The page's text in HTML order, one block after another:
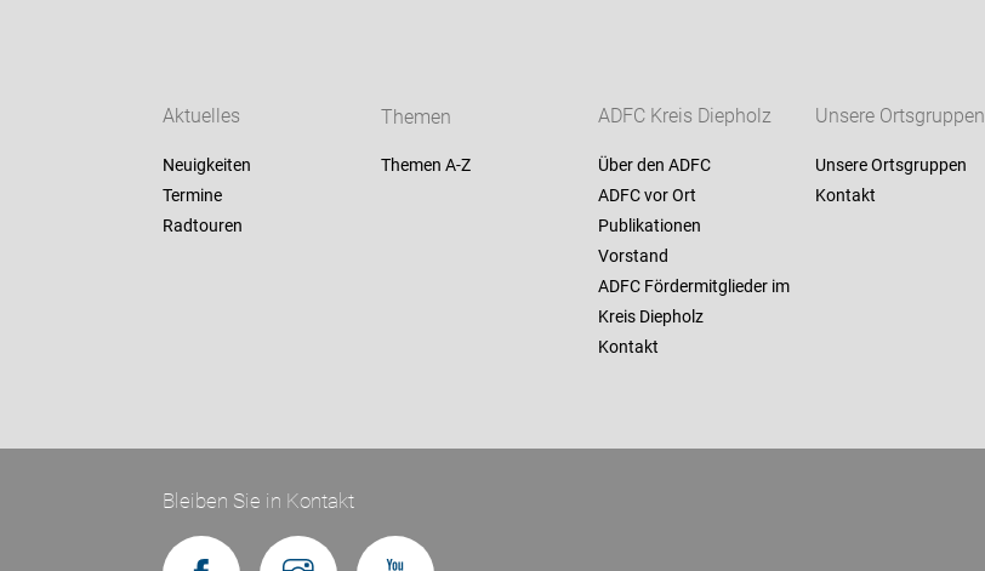
Aktuelles
Neuigkeiten
Termine
Radtouren
Themen
Themen A-Z
ADFC Kreis Diepholz
Über den ADFC
ADFC vor Ort
Publikationen
Vorstand
ADFC Fördermitglieder im
Kreis Diepholz
Kontakt
Unsere Ortsgruppen
Unsere Ortsgruppen
Kontakt
Bleiben Sie in Kontakt